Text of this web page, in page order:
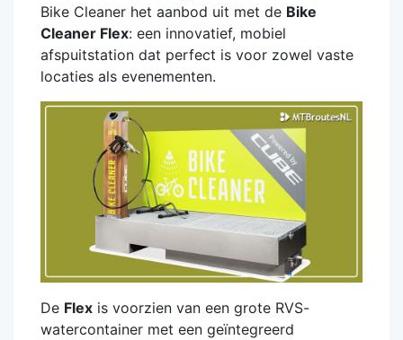
Bike Cleaner het aanbod uit met de Bike
Cleaner Flex: een innovatief, mobiel
afspuitstation dat perfect is voor zowel vaste
locaties als evenementen.
De Flex is voorzien van een grote RVS-
watercontainer met een geïntegreerd